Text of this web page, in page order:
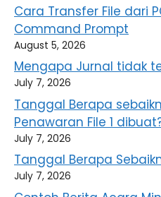
Cara Transfer File dari
Command Prompt
August 5, 2026
Mengapa Jurnal tidak
July 7, 2026
Tanggal Berapa
Penawaran File 1
July 7, 2026
Tanggal Berapa
July 7, 2026